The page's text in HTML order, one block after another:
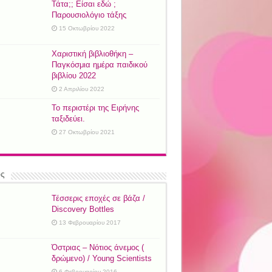
Τάτα;; Είσαι εδώ ;
Παρουσιολόγιο τάξης
15 Οκτωβρίου 2022
Χαριστική βιβλιοθήκη –
Παγκόσμια ημέρα παιδικού
βιβλίου 2022
2 Απριλίου 2022
Το περιστέρι της Ειρήνης
ταξιδεύει.
27 Οκτωβρίου 2021
Τέσσερις εποχές σε βάζα /
Discovery Bottles
13 Φεβρουαρίου 2017
Όστριας – Νότιος άνεμος (
δρώμενο) / Young Scientists